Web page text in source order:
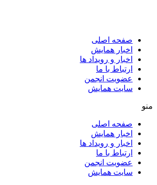
صفحه اصلی
اخبار همایش
اخبار و رویداد ها
ارتباط با ما
عضویت انجمن
سایت همایش
منو
صفحه اصلی
اخبار همایش
اخبار و رویداد ها
ارتباط با ما
عضویت انجمن
سایت همایش